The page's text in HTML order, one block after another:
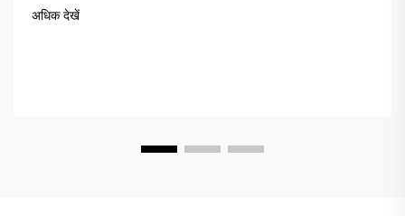
अधिक देखें